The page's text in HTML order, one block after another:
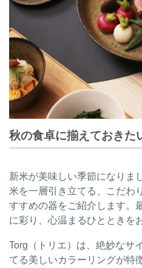
秋の食卓に揃えておきた
新米が美味しい季節になりま
米を一層引き立てる、こだわ
すすめの器をご紹介します。
に彩り、心温まるひとときを
Torg（トリエ）は、絶妙なサ
てる美しいカラーリングが特